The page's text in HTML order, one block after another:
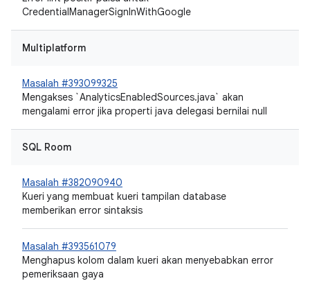
CredentialManagerSignInWithGoogle
Multiplatform
Masalah #393099325
Mengakses `AnalyticsEnabledSources.java` akan
mengalami error jika properti java delegasi bernilai null
SQL Room
Masalah #382090940
Kueri yang membuat kueri tampilan database
memberikan error sintaksis
Masalah #393561079
Menghapus kolom dalam kueri akan menyebabkan error
pemeriksaan gaya